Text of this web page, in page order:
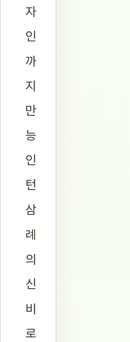
자
인
까
지
만
능
인
턴
삼
례
의
신
비
로